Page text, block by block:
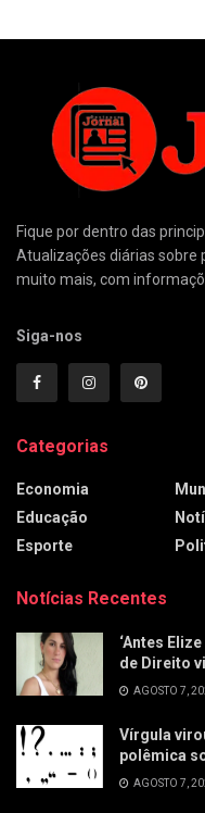
Fique por dentro das
Atualizações diárias sobre
muito mais, com
Siga-nos
Categorias
Economia
Educação
Esporte
Notícias Recentes
‘Antes
de Direito
AGOSTO 7,
Vírgula
polêmica
AGOSTO 7,